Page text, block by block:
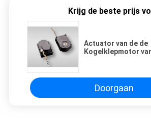
Krijg de beste prijs
Actuator van de de
Kogelklepmotor
Doorgaan